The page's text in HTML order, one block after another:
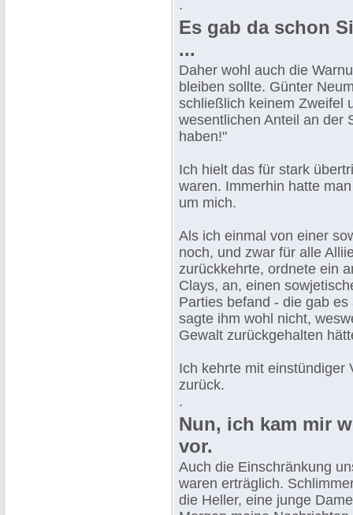
.
Es gab da schon
...
Daher wohl auch die
bleiben sollte. Günter
schließlich keinem Zweifel
wesentlichen Anteil an der
haben!"
Ich hielt das für stark
waren. Immerhin hatte
um mich.
Als ich einmal von einer
noch, und zwar für alle
zurückkehrte, ordnete ein
Clays, an, einen
Parties befand - die gab
sagte ihm wohl nicht,
Gewalt zurückgehalten
Ich kehrte mit einstündiger
zurück.
.
Nun, ich kam mir
vor.
Auch die Einschränkung
waren erträglich.
die Heller, eine junge